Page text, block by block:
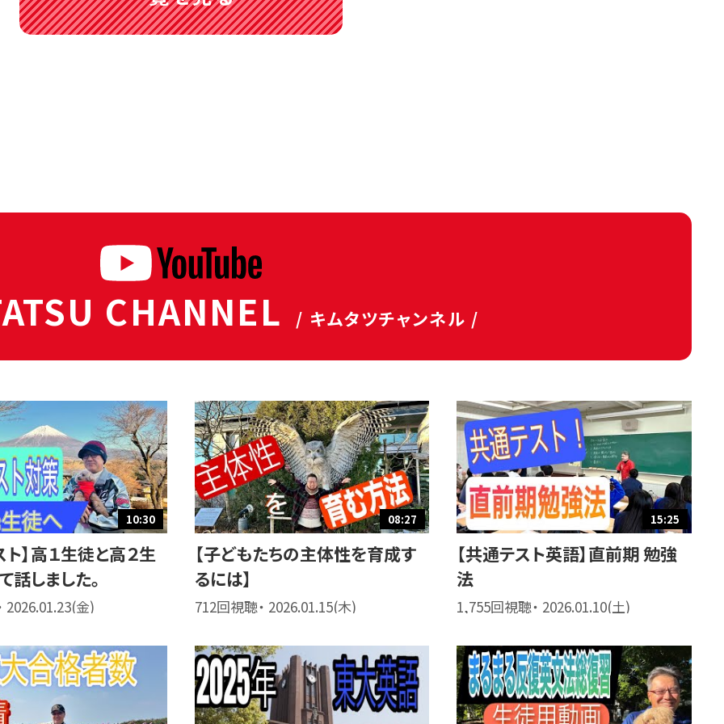
CHANNEL / キムタツチャンネル /
10:30
ト】高１生徒と高２生
話しました。
2026.01.23(金)
08:27
【子どもたちの主体性を育成す
るには】
712回視聴・ 2026.01.15(木)
15:25
【共通テスト英語】直前期 勉強
法
1,755回視聴・ 2026.01.10(土)